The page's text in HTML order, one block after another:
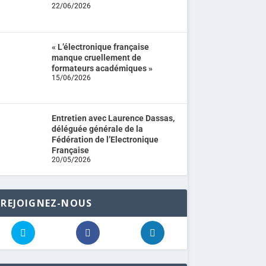
22/06/2026
« L’électronique française
manque cruellement de
formateurs académiques »
15/06/2026
Entretien avec Laurence Dassas,
déléguée générale de la
Fédération de l’Electronique
Française
20/05/2026
REJOIGNEZ-NOUS